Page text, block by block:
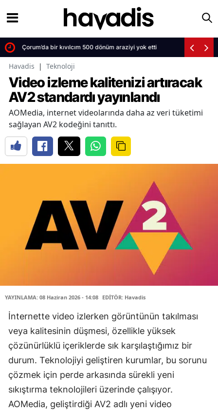
Çorum’da bir kıvılcım 500 dönüm araziyi yok etti
Havadis | Teknoloji
Video izleme kalitenizi artıracak
AV2 standardı yayınlandı
AOMedia, internet videolarında daha az veri tüketimi
sağlayan AV2 kodeğini tanıttı.
YAYINLAMA: 08 Haziran 2026 - 14:08 EDİTÖR: Havadis
İnternette video izlerken görüntünün takılması
veya kalitesinin düşmesi, özellikle yüksek
çözünürlüklü içeriklerde sık karşılaştığımız bir
durum. Teknolojiyi geliştiren kurumlar, bu sorunu
çözmek için perde arkasında sürekli yeni
sıkıştırma teknolojileri üzerinde çalışıyor.
AOMedia, geliştirdiği AV2 adlı yeni video